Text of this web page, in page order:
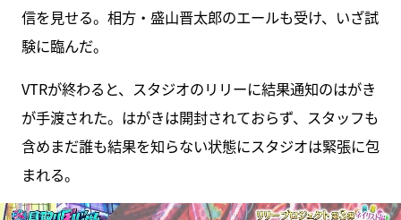
信を見せる。相方・盛山晋太郎のエールも受け、いざ試
験に臨んだ。
VTRが終わると、スタジオのリリーに結果通知のはがき
が手渡された。はがきは開封されておらず、スタッフも
含めまだ誰も結果を知らない状態にスタジオは緊張に包
まれる。